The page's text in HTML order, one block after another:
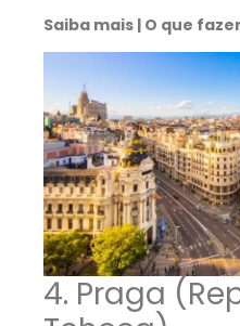
Saiba mais | O que
4. Praga